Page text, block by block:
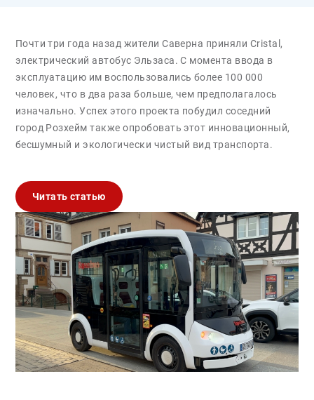
Почти три года назад жители Саверна приняли Cristal,
электрический автобус Эльзаса. С момента ввода в
эксплуатацию им воспользовались более 100 000
человек, что в два раза больше, чем предполагалось
изначально. Успех этого проекта побудил соседний
город Розхейм также опробовать этот инновационный,
бесшумный и экологически чистый вид транспорта.
Читать статью